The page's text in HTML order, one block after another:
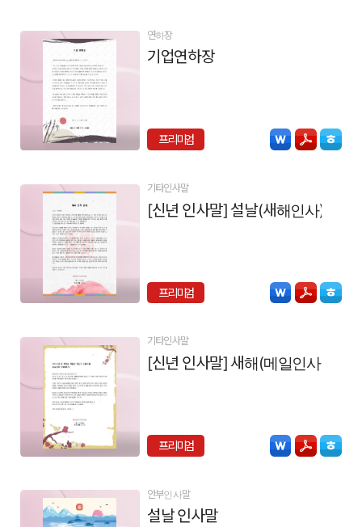
연하장
기업연하장
프리미엄
기타인사말
[신년 인사말] 설날(새해인사)
프리미엄
기타인사말
[신년 인사말] 새해(메일인사)
프리미엄
안부인사말
설날 인사말